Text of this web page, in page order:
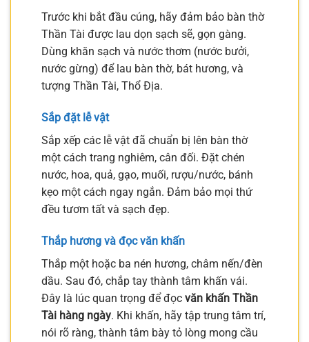
Trước khi bắt đầu cúng, hãy đảm bảo bàn thờ
Thần Tài được lau dọn sạch sẽ, gọn gàng.
Dùng khăn sạch và nước thơm (nước bưởi,
nước gừng) để lau bàn thờ, bát hương, và
tượng Thần Tài, Thổ Địa.
Sắp đặt lễ vật
Sắp xếp các lễ vật đã chuẩn bị lên bàn thờ
một cách trang nghiêm, cân đối. Đặt chén
nước, hoa, quả, gạo, muối, rượu/nước, bánh
kẹo một cách ngay ngắn. Đảm bảo mọi thứ
đều tươm tất và sạch đẹp.
Thắp hương và đọc văn khấn
Thắp một hoặc ba nén hương, châm nến/đèn
dầu. Sau đó, chắp tay thành tâm khấn vái.
Đây là lúc quan trọng để đọc văn khấn Thần
Tài hàng ngày. Khi khấn, hãy tập trung tâm trí,
nói rõ ràng, thành tâm bày tỏ lòng mong cầu